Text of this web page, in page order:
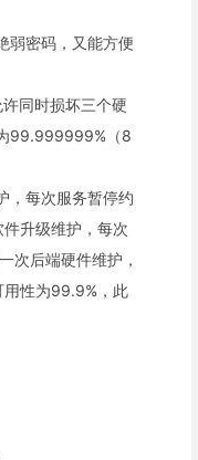
弱密码，又能方便
同时损坏三个硬
99.999999%（8
，每次服务暂停约
升级维护，每次
次后端硬件维护，
性为99.9%，此